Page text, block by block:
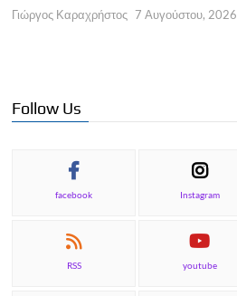
Γιώργος Καραχρήστος 7 Αυγούστου, 2026
Follow Us
facebook Instagram
RSS youtube